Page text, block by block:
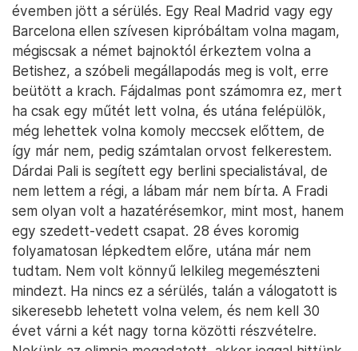
évemben jött a sérülés. Egy Real Madrid vagy egy
Barcelona ellen szívesen kipróbáltam volna magam,
mégiscsak a német bajnoktól érkeztem volna a
Betishez, a szóbeli megállapodás meg is volt, erre
beütött a krach. Fájdalmas pont számomra ez, mert
ha csak egy műtét lett volna, és utána felépülök,
még lehettek volna komoly meccsek előttem, de
így már nem, pedig számtalan orvost felkerestem.
Dárdai Pali is segített egy berlini specialistával, de
nem lettem a régi, a lábam már nem bírta. A Fradi
sem olyan volt a hazatérésemkor, mint most, hanem
egy szedett-vedett csapat. 28 éves koromig
folyamatosan lépkedtem előre, utána már nem
tudtam. Nem volt könnyű lelkileg megemészteni
mindezt. Ha nincs ez a sérülés, talán a válogatott is
sikeresebb lehetett volna velem, és nem kell 30
évet várni a két nagy torna közötti részvételre.